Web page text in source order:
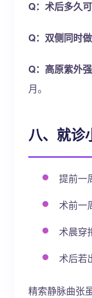
Q：术后多久
Q：双侧同时
Q：高原紫外
月。
八、就诊
提前一
术前一
术晨穿
术后若
精索静脉曲张